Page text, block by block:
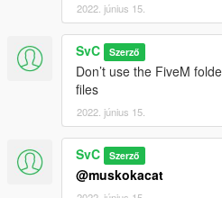
2022. június 15.
SvC Szerző
Don’t use the FiveM
files
2022. június 15.
SvC Szerző
@muskokacat